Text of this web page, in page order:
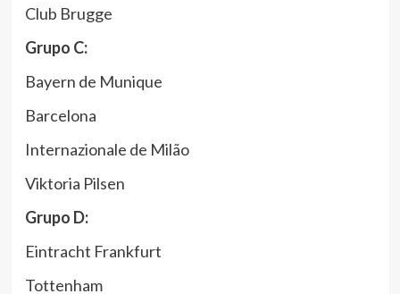
Club Brugge
Grupo C:
Bayern de Munique
Barcelona
Internazionale de Milão
Viktoria Pilsen
Grupo D:
Eintracht Frankfurt
Tottenham